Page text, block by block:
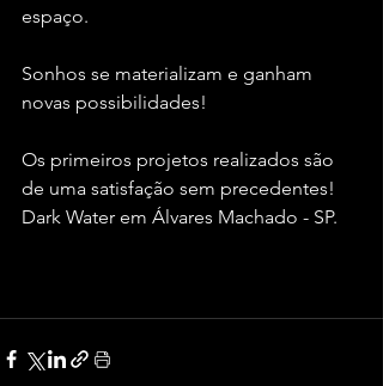
espaço.
Sonhos se materializam e ganham
novas possibilidades!
Os primeiros projetos realizados são
de uma satisfação sem precedentes!
Dark Water em Álvares Machado - SP.